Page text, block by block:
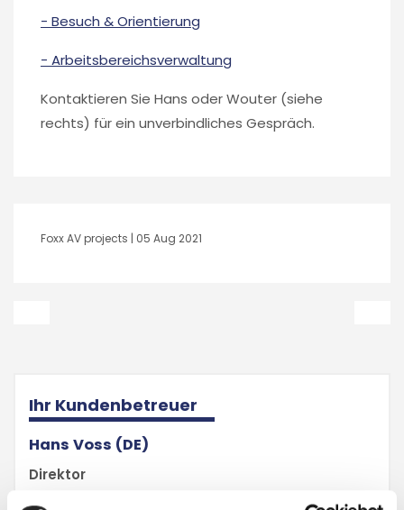
- Besuch & Orientierung
- Arbeitsbereichsverwaltung
Kontaktieren Sie Hans oder Wouter (siehe
rechts) für ein unverbindliches Gespräch.
Foxx AV projects | 05 Aug 2021
Ihr Kundenbetreuer
Hans Voss (DE)
Direktor